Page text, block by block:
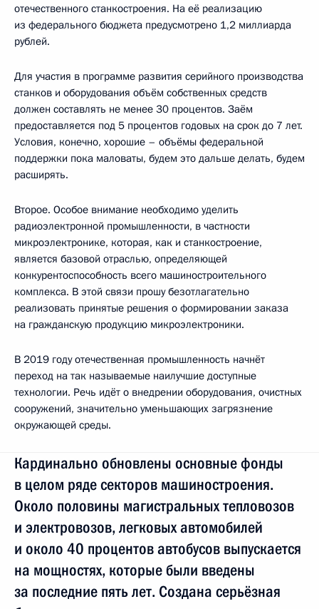
отечественного станкостроения. На её реализацию
из федерального бюджета предусмотрено 1,2 миллиарда
рублей.
Для участия в программе развития серийного производства
станков и оборудования объём собственных средств
должен составлять не менее 30 процентов. Заём
предоставляется под 5 процентов годовых на срок до 7 лет.
Условия, конечно, хорошие – объёмы федеральной
поддержки пока маловаты, будем это дальше делать, будем
расширять.
Второе. Особое внимание необходимо уделить
радиоэлектронной промышленности, в частности
микроэлектронике, которая, как и станкостроение,
является базовой отраслью, определяющей
конкурентоспособность всего машиностроительного
комплекса. В этой связи прошу безотлагательно
реализовать принятые решения о формировании заказа
на гражданскую продукцию микроэлектроники.
В 2019 году отечественная промышленность начнёт
переход на так называемые наилучшие доступные
технологии. Речь идёт о внедрении оборудования, очистных
сооружений, значительно уменьшающих загрязнение
окружающей среды.
Кардинально обновлены основные фонды
в целом ряде секторов машиностроения.
Около половины магистральных тепловозов
и электровозов, легковых автомобилей
и около 40 процентов автобусов выпускается
на мощностях, которые были введены
за последние пять лет. Создана серьёзная